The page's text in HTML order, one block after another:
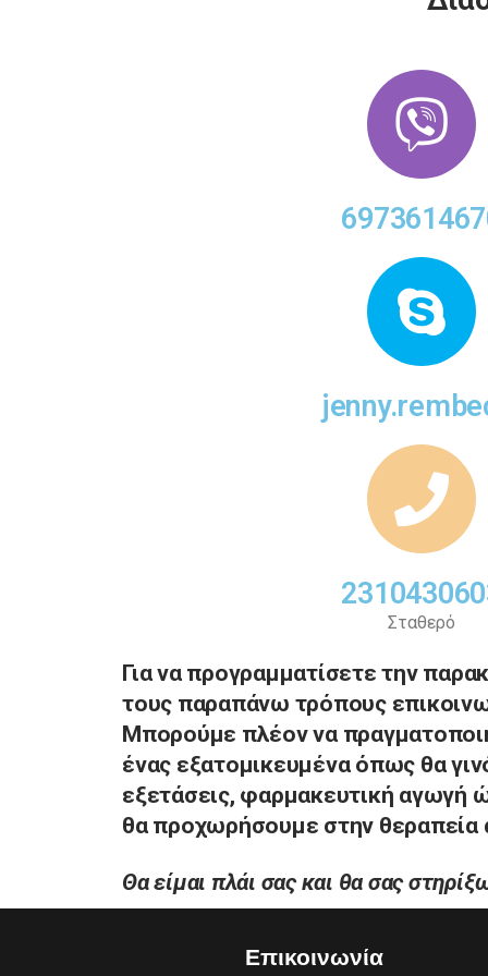
Σταθερό
Για να προγραμματίσετε την
τους παραπάνω τρόπους
Μπορούμε πλέον να
ένας εξατομικευμένα όπως θα
εξετάσεις, φαρμακευτική αγωγή
θα προχωρήσουμε στην θεραπεία
Θα είμαι πλάι σας και θα σας
Επικοινωνία